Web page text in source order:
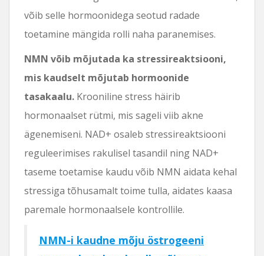
võib selle hormoonidega seotud radade
toetamine mängida rolli naha paranemises.
NMN võib mõjutada ka stressireaktsiooni,
mis kaudselt mõjutab hormoonide
tasakaalu. Krooniline stress häirib
hormonaalset rütmi, mis sageli viib akne
ägenemiseni. NAD+ osaleb stressireaktsiooni
reguleerimises rakulisel tasandil ning NAD+
taseme toetamise kaudu võib NMN aidata kehal
stressiga tõhusamalt toime tulla, aidates kaasa
paremale hormonaalsele kontrollile.
NMN-i kaudne mõju östrogeeni